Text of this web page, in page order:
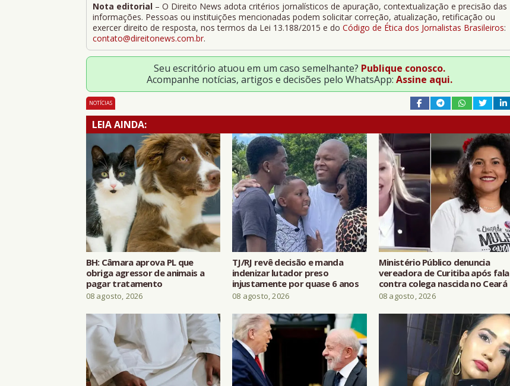
Nota editorial– O Direito News adota critérios jornalísticos de apuração, contextualização e precisão das
informações. Pessoas ou instituições mencionadas podem solicitar correção, atualização, retificação ou
exercer direito de resposta, nos termos da Lei 13.188/2015 e do Código de Ética dos Jornalistas Brasileiros:
contato@direitonews.com.br.
Seu escritório atuou em um caso semelhante? Publique conosco.
Acompanhe notícias, artigos e decisões pelo WhatsApp: Assine aqui.
NOTÍCIAS
LEIA AINDA:
BH: Câmara aprova PL que
obriga agressor de animais a
pagar tratamento
08 agosto, 2026
TJ/RJ revê decisão e manda
indenizar lutador preso
injustamente por quase 6 anos
08 agosto, 2026
Ministério Público denuncia
vereadora de Curitiba após fala
contra colega nascida no Ceará
08 agosto, 2026